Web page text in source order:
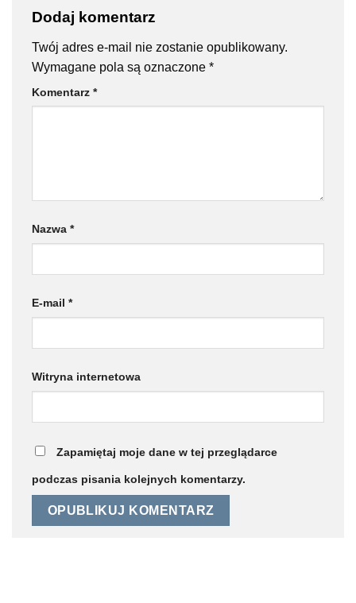
Dodaj komentarz
Twój adres e-mail nie zostanie opublikowany.
Wymagane pola są oznaczone *
Komentarz *
Nazwa *
E-mail *
Witryna internetowa
Zapamiętaj moje dane w tej przeglądarce
podczas pisania kolejnych komentarzy.